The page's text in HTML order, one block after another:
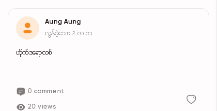
Aung Aung
လွန်ခဲ့သော 2 လ က
ဟ်ုက်ဒရောလစ်
0 comment
20 views